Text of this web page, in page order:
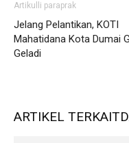
Artikulli paraprak
Jelang Pelantikan, KOTI
Mahatidana Kota Dumai
Geladi
ARTIKEL TERKAIT